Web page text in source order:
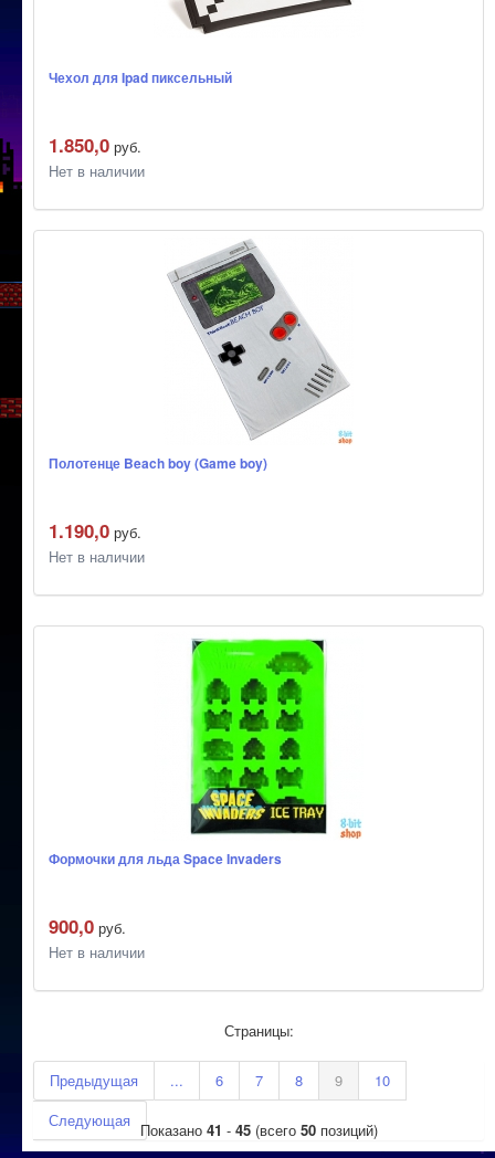
Чехол для Ipad пиксельный
1.850,0 руб.
Нет в наличии
Полотенце Beach boy (Game boy)
1.190,0 руб.
Нет в наличии
Формочки для льда Space Invaders
900,0 руб.
Нет в наличии
Страницы:
Предыдущая ... 6 7 8 9
10
Следующая Показано 41 - 45(всего 50позиций)